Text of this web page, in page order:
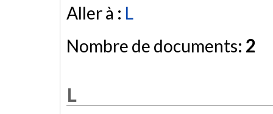
Aller à : L
Nombre de documents: 2
L